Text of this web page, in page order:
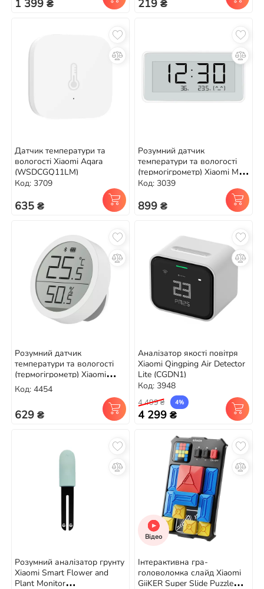
1 399 ₴ 219 ₴
Датчик температури та
вологості Xiaomi Aqara
(WSDCGQ11LM)
Код: 3709
635 ₴
Розумний датчик
температури та вологості
(термогігрометр) Xiaomi MiJia
Monitoring E-ink
Код: 3039
899 ₴
Розумний датчик
температури та вологості
(термогігрометр) Xiaomi
Qingping Lite (CGDK2)
Код: 4454
629 ₴
Аналізатор якості повітря
Xiaomi Qingping Air Detector
Lite (CGDN1)
Код: 3948
4 499 ₴ 4%
4 299 ₴
Розумний аналізатор грунту
Xiaomi Smart Flower and
Plant Monitor
Відео
Інтерактивна гра-
головоломка слайд Xiaomi
GiiKER Super Slide Puzzle